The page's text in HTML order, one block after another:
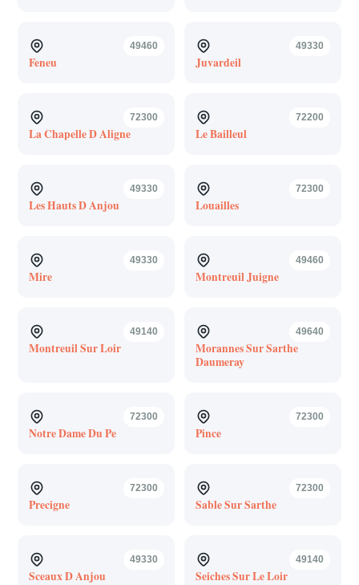
49460
Feneu
49330
Juvardeil
72300
La Chapelle D Aligne
72200
Le Bailleul
49330
Les Hauts D Anjou
72300
Louailles
49330
Mire
49460
Montreuil Juigne
49140
Montreuil Sur Loir
49640
Morannes Sur Sarthe
Daumeray
72300
Notre Dame Du Pe
72300
Pince
72300
Precigne
72300
Sable Sur Sarthe
49330
Sceaux D Anjou
49140
Seiches Sur Le Loir